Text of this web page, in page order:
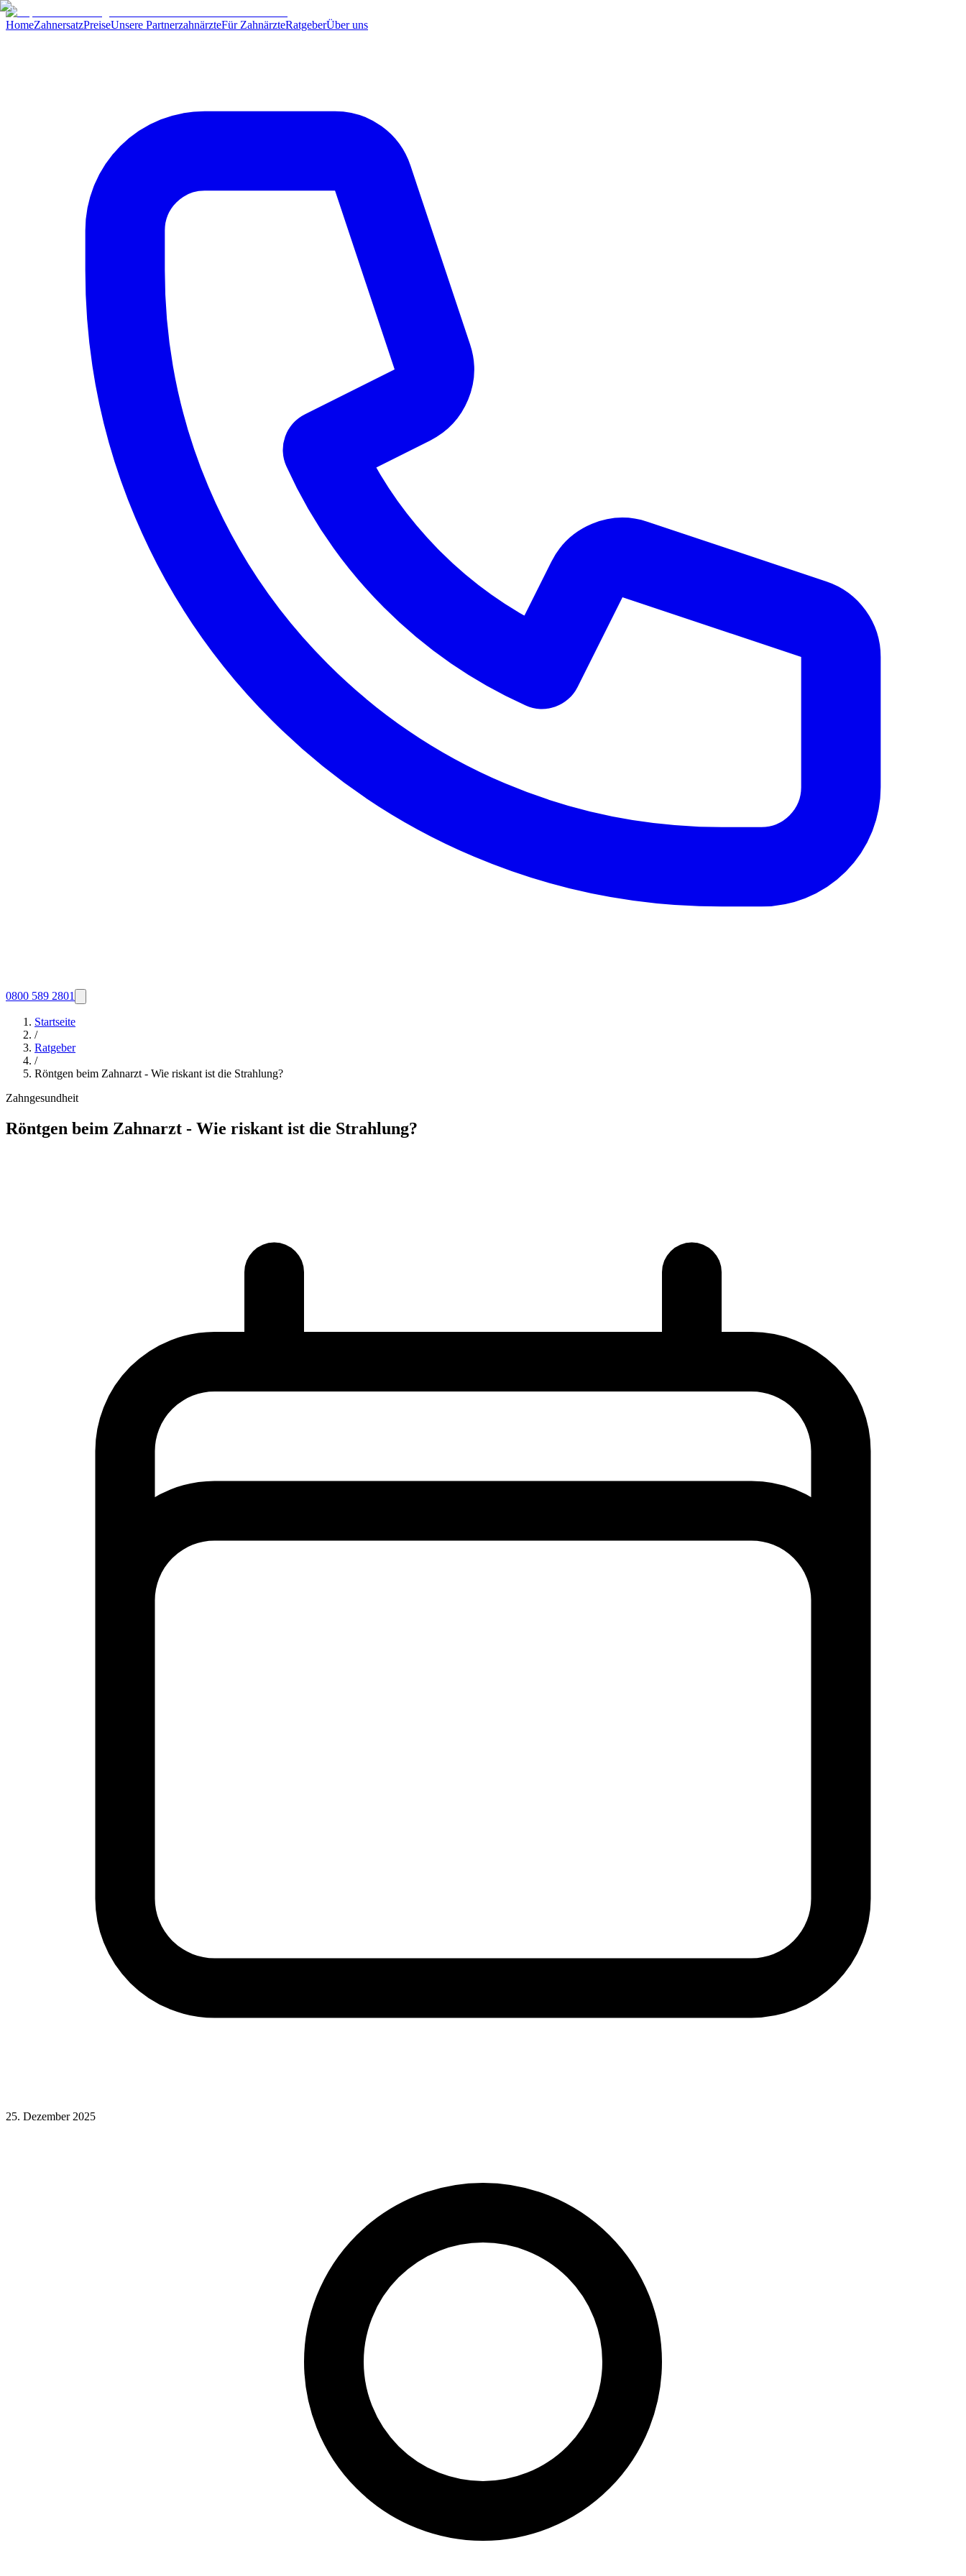
HomeZahnersatzPreiseUnsere PartnerzahnärzteFür ZahnärzteRatgeberÜber uns
0800 589 2801
Startseite
/
Ratgeber
/
Röntgen beim Zahnarzt - Wie riskant ist die Strahlung?
Zahngesundheit
Röntgen beim Zahnarzt - Wie riskant ist die Strahlung?
25. Dezember 2025